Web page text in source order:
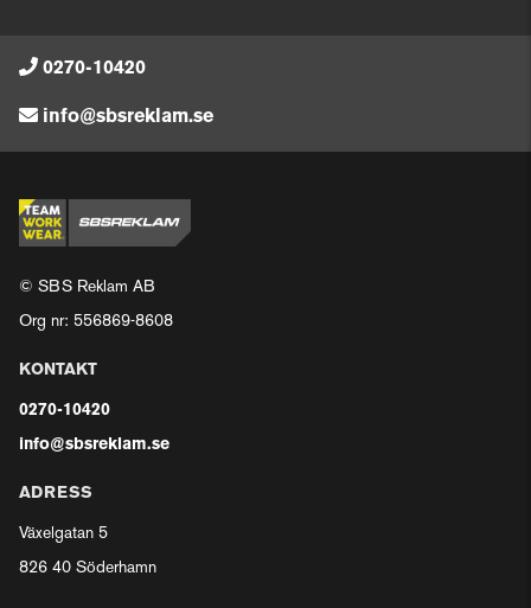
0270-10420
info@sbsreklam.se
© SBS Reklam AB
Org nr: 556869-8608
KONTAKT
0270-10420
info@sbsreklam.se
ADRESS
Växelgatan 5
826 40 Söderhamn